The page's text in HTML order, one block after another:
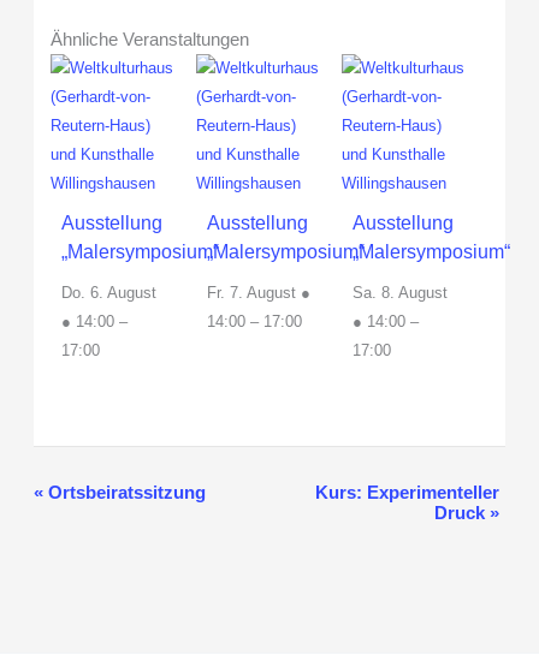
Ähnliche Veranstaltungen
Ausstellung
„Malersymposium“
Do. 6. August
● 14:00–
17:00
Ausstellung
„Malersymposium“
Fr. 7. August ●
14:00– 17:00
Ausstellung
„Malersymposium“
Sa. 8. August
● 14:00 –
17:00
Veranstaltung-
«Ortsbeiratssitzung
Kurs: Experimenteller
Druck»